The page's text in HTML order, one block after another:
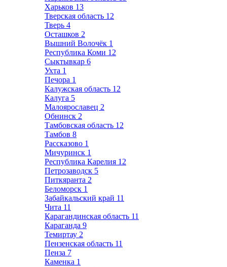
Харьков 13
Тверская область 12
Тверь 4
Осташков 2
Вышний Волочёк 1
Республика Коми 12
Сыктывкар 6
Ухта 1
Печора 1
Калужская область 12
Калуга 5
Малоярославец 2
Обнинск 2
Тамбовская область 12
Тамбов 8
Рассказово 1
Мичуринск 1
Республика Карелия 12
Петрозаводск 5
Питкяранта 2
Беломорск 1
Забайкальский край 11
Чита 11
Карагандинская область 11
Караганда 9
Темиртау 2
Пензенская область 11
Пенза 7
Каменка 1